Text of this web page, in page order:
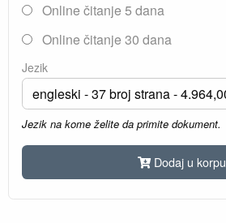
Online čitanje 5 dana
Online čitanje 30 dana
Jezik
Jezik na kome želite da primite dokument.
Dodaj u korpu